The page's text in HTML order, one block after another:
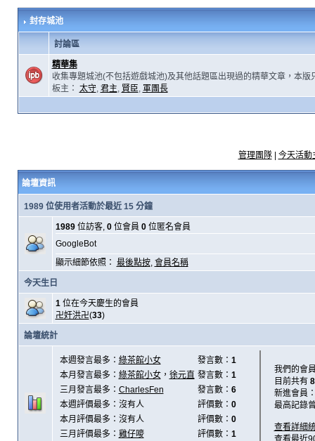
封存城池
討論區
精華集
收集專題城池(不包括遊戲城池)及其他話題區出現過的精華文章，本版
板主： 太守, 君主, 賢臣, 軍團長
管理團隊| 今天活動
論壇資訊
1989 位使用者活動於最近 15 分鐘
1989位訪客, 0位會員 0位匿名會員
GoogleBot
顯示細節依照： 最後點按, 會員名稱
今天生日
1位在今天慶生的會員
卍奸洪卍(33)
論壇統計
本週發言最多： 綠茶館小女 發言數： 1
本月發言最多： 綠茶館小女， 徐元直 發言數： 1
三月發言最多： CharlesFen 發言數： 6
本週評價最多：沒有人
評價數： 0
本月評價最多：沒有人
評價數： 0
三月評價最多： 雞仔嘜 評價數： 1
我們的會
目前共有
新進會員
最高記錄
查看詳細
查看最近